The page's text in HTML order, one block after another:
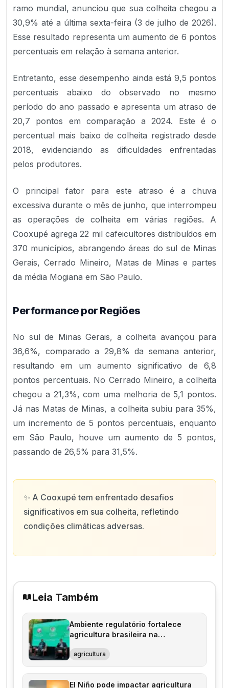
ramo mundial, anunciou que sua colheita chegou a
30,9% até a última sexta-feira (3 de julho de 2026).
Esse resultado representa um aumento de 6 pontos
percentuais em relação à semana anterior.
Entretanto, esse desempenho ainda está 9,5 pontos
percentuais abaixo do observado no mesmo
período do ano passado e apresenta um atraso de
20,7 pontos em comparação a 2024. Este é o
percentual mais baixo de colheita registrado desde
2018, evidenciando as dificuldades enfrentadas
pelos produtores.
O principal fator para este atraso é a chuva
excessiva durante o mês de junho, que interrompeu
as operações de colheita em várias regiões. A
Cooxupé agrega 22 mil cafeicultores distribuídos em
370 municípios, abrangendo áreas do sul de Minas
Gerais, Cerrado Mineiro, Matas de Minas e partes
da média Mogiana em São Paulo.
Performance por Regiões
No sul de Minas Gerais, a colheita avançou para
36,6%, comparado a 29,8% da semana anterior,
resultando em um aumento significativo de 6,8
pontos percentuais. No Cerrado Mineiro, a colheita
chegou a 21,3%, com uma melhoria de 5,1 pontos.
Já nas Matas de Minas, a colheita subiu para 35%,
um incremento de 5 pontos percentuais, enquanto
em São Paulo, houve um aumento de 5 pontos,
passando de 26,5% para 31,5%.
✨ A Cooxupé tem enfrentado desafios
significativos em sua colheita, refletindo
condições climáticas adversas.
Leia Também
Ambiente regulatório fortalece
agricultura brasileira na
agricultura
El Niño pode impactar agricultura